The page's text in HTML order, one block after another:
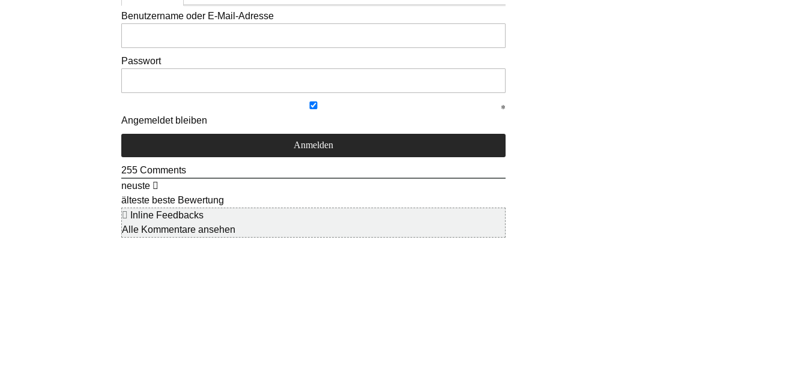
Benutzername oder E-Mail-Adresse
Passwort
Angemeldet bleiben
255 Comments
neuste
älteste beste Bewertung
Inline Feedbacks
Alle Kommentare ansehen